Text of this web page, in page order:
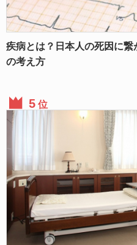
疾病とは？日本人の死因に
の考え方
位